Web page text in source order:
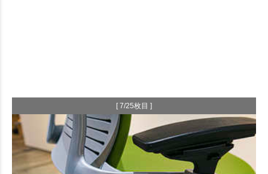
[ 7/25枚目 ]